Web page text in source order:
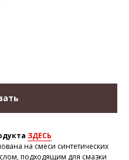
ЗДЕСЬ
на смеси синтетических
подходящим для смазки